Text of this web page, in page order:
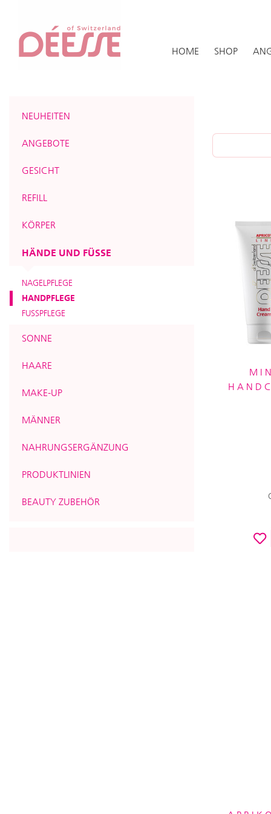
HOME SHOP
NEUHEITEN
ANGEBOTE
GESICHT
REFILL
KÖRPER
HÄNDE UND FÜSSE
NAGELPFLEGE
HANDPFLEGE
FUSSPFLEGE
SONNE
HAARE
MAKE-UP
MÄNNER
NAHRUNGSERGÄNZUNG
PRODUKTLINIEN
BEAUTY ZUBEHÖR